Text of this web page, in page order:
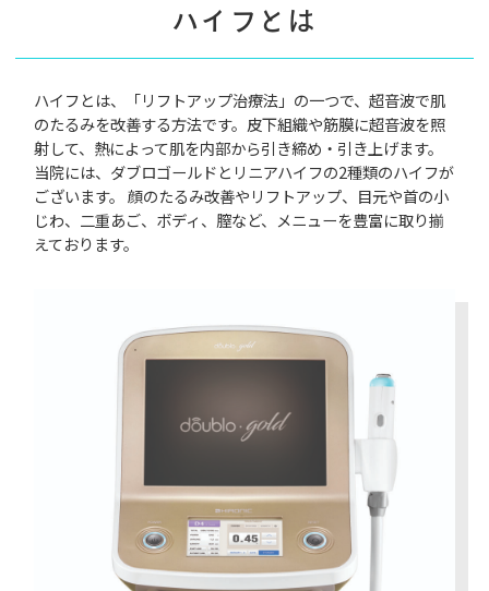
ハイフとは
ハイフとは、「リフトアップ治療法」の一つで、超音波で肌
のたるみを改善する方法です。皮下組織や筋膜に超音波を照
射して、熱によって肌を内部から引き締め・引き上げます。
当院には、ダブロゴールドとリニアハイフの2種類のハイフが
ございます。 顔のたるみ改善やリフトアップ、目元や首の小
じわ、二重あご、ボディ、膣など、メニューを豊富に取り揃
えております。